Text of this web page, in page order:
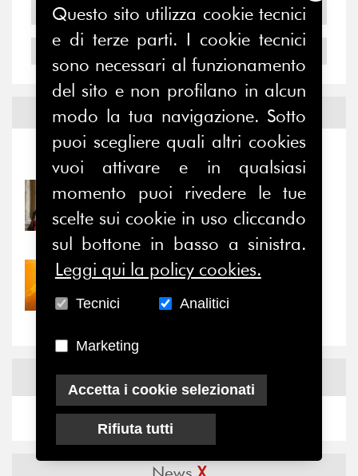
2005
2004
Notizie edEventi
Notizie Eventi
31/07/2026
Prima della pausa estiva,
il valore di...
30/07/2026
Nove anni dopo la
“grande cecità”: la...
NewsFacebook
Questo sito utilizza cookie tecnici
e di terze parti. I cookie tecnici
sono necessari al funzionamento
del sito e non profilano in alcun
modo la tua navigazione. Sotto
puoi scegliere quali altri cookies
vuoi attivare e in qualsiasi
momento puoi rivedere le tue
scelte sui cookie in uso cliccando
sul bottone in basso a sinistra.
Leggi qui la policy cookies.
Tecnici Analitici
Marketing
Accetta i cookie selezionati
Rifiuta tutti